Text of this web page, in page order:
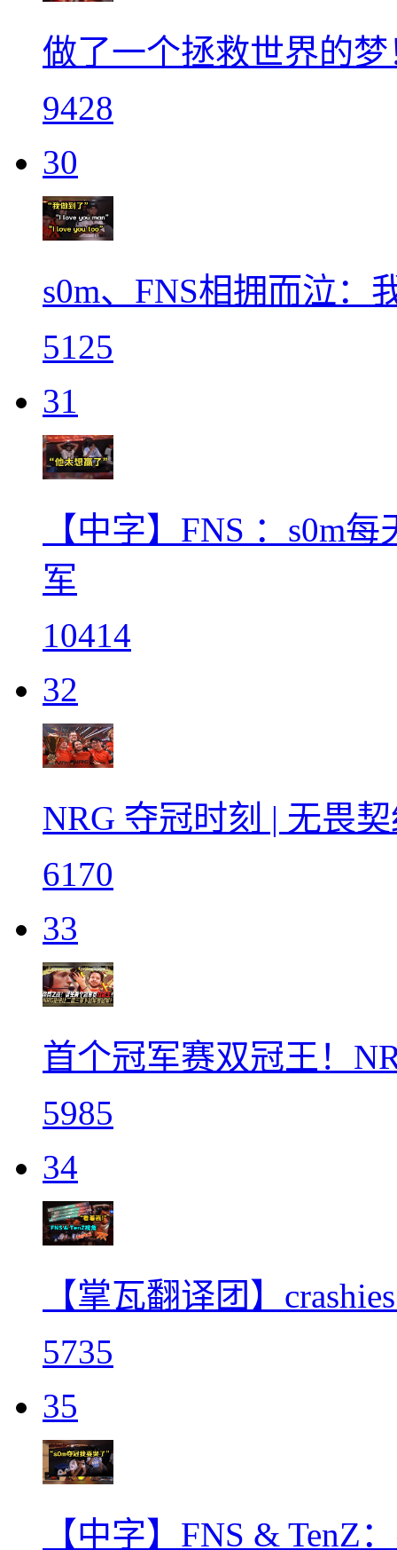
做了一个拯救世界的
9428
30
s0m、FNS相拥而泣：
5125
31
【中字】FNS ：s0m
军
10414
32
NRG 夺冠时刻 | 无畏
6170
33
首个冠军赛双冠王！
5985
34
【掌瓦翻译团】
5735
35
【中字】FNS & TenZ